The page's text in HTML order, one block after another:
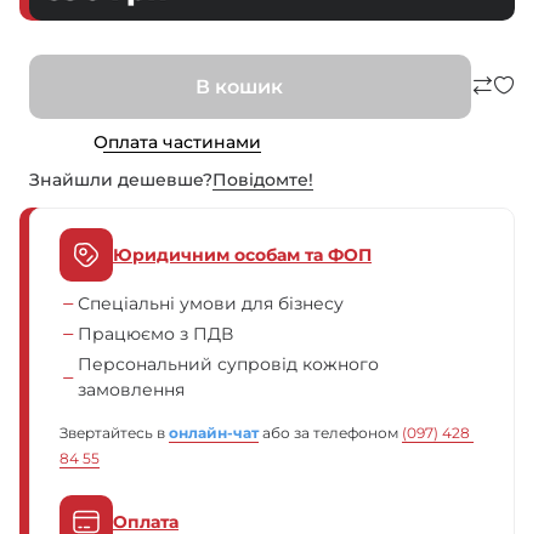
В кошик
Оплата частинами
Знайшли дешевше?Повiдомте!
Юридичним особам та ФОП
Спеціальні умови для бізнесу
Працюємо з ПДВ
Персональний супровід кожного
замовлення
Звертайтесь в онлайн-чат або за телефоном (097) 428
84 55
Оплата